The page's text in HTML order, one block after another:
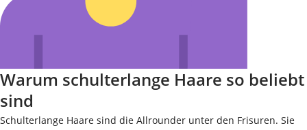
Warum schulterlange Haare so beliebt
sind
Schulterlange Haare sind die Allrounder unter den Frisuren. Sie